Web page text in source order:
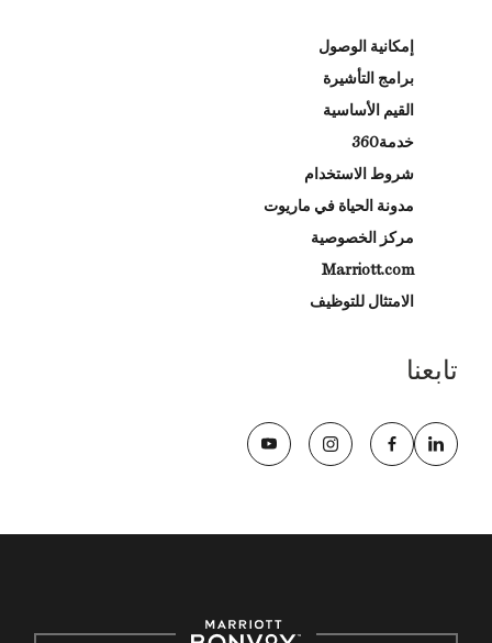
إمكانية الوصول
برامج التأشيرة
القيم الأساسية
خدمة360
شروط الاستخدام
مدونة الحياة في ماريوت
مركز الخصوصية
Marriott.com
الامتثال للتوظيف
تابعنا